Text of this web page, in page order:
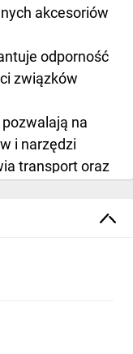
akcesoriów
odporność
związków
na
i narzędzi
transport oraz